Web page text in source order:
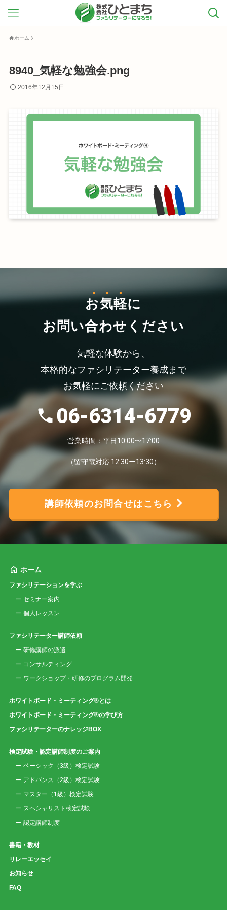
ホーム
8940_気軽な勉強会.png
2016年12月15日
お気軽に
お問い合わせください
気軽な体験から、
本格的なファシリテーター養成まで
お気軽にご依頼ください
06-6314-6779
営業時間：平日10:00〜17:00
（留守電対応 12:30ー13:30）
講師依頼のお問合せはこちら
ホーム
ファシリテーションを学ぶ
セミナー案内
個人レッスン
ファシリテーター講師依頼
研修講師の派遣
コンサルティング
ワークショップ・研修のプログラム開発
ホワイトボード・ミーティング®とは
ホワイトボード・ミーティング®の学び方
ファシリテーターのナレッジBOX
検定試験・認定講師制度のご案内
ベーシック（3級）検定試験
アドバンス（2級）検定試験
マスター（1級）検定試験
スペシャリスト検定試験
認定講師制度
書籍・教材
リレーエッセイ
お知らせ
FAQ